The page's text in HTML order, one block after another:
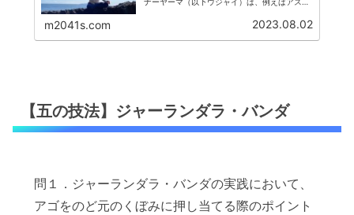
ゼンを行う際などに求められる、程よい緊張感
m2041s.com 2023.08.02
【五の技法】ジャーランダラ・バンダ
問１．ジャーランダラ・バンダの実践において、
アゴをのど元のくぼみに押し当てる際のポイント